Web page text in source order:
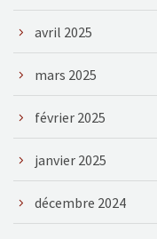
avril 2025
mars 2025
février 2025
janvier 2025
décembre 2024